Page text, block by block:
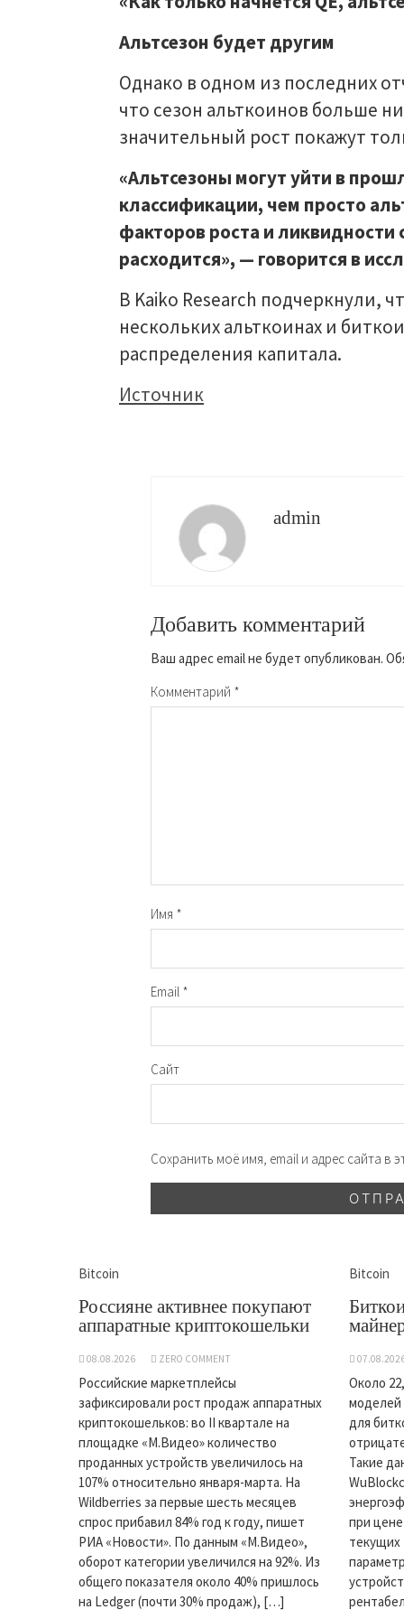
Альтсезон будет другим
Однако в одном из последних
что сезон альткоинов больше
значительный рост покажут
«Альтсезоны могут уйти в
классификации, чем просто
факторов роста и ликвидности
расходится», — говорится в
В Kaiko Research подчеркнули,
нескольких альткоинах и
распределения капитала.
Источник
admin
Добавить комментарий
Ваш адрес email не будет опубликован.
Комментарий *
Имя *
Email *
Сайт
Сохранить моё имя, email и адрес сайта в
Bitcoin
Россияне активнее покупают
аппаратные криптокошельки
08.08.2026 ZERO COMMENT
Российские маркетплейсы
зафиксировали рост продаж аппаратных
криптокошельков: во II квартале на
площадке «М.Видео» количество
проданных устройств увеличилось на
107% относительно января-марта. На
Wildberries за первые шесть месяцев
спрос прибавил 84% год к году, пишет
РИА «Новости». По данным «М.Видео»,
оборот категории увеличился на 92%. Из
общего показателя около 40% пришлось
на Ledger (почти 30% продаж), […]
Bitcoin
Около
моделей
для
Такие
при
текущих